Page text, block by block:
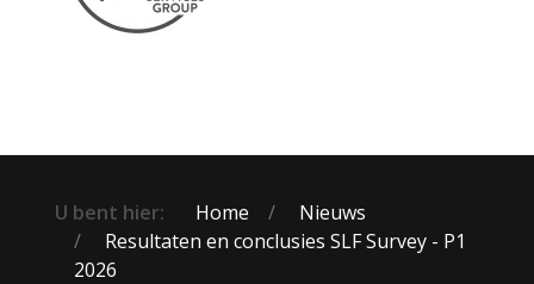
U bent hier: Home
Nieuws
Resultaten en conclusies SLF Survey - P1
2026